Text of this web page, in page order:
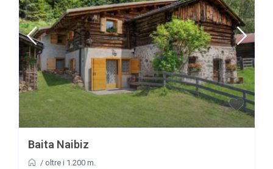
Baita Naibiz
/ oltre i 1.200 m.